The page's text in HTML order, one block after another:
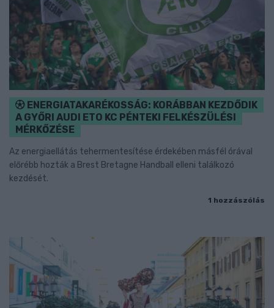
ENERGIATAKARÉKOSSÁG: KORÁBBAN KEZDŐDIK
A GYŐRI AUDI ETO KC PÉNTEKI FELKÉSZÜLÉSI
MÉRKŐZÉSE
Az energiaellátás tehermentesítése érdekében másfél órával
előrébb hozták a Brest Bretagne Handball elleni találkozó
kezdését.
1 hozzászólás